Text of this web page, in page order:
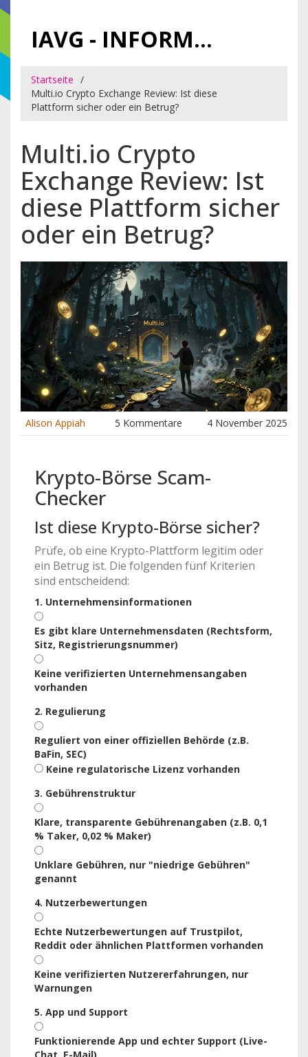
IAVG - INFORMATIONSARCHIV FÜR VIRTUELLE GELDER
Startseite
Multi.io Crypto Exchange Review: Ist diese
Plattform sicher oder ein Betrug?
Multi.io Crypto
Exchange Review: Ist
diese Plattform sicher
oder ein Betrug?
Alison Appiah 5 Kommentare 4 November 2025
Krypto-Börse Scam-
Checker
Ist diese Krypto-Börse sicher?
Prüfe, ob eine Krypto-Plattform legitim oder
ein Betrug ist. Die folgenden fünf Kriterien
sind entscheidend:
1. Unternehmensinformationen
Es gibt klare Unternehmensdaten (Rechtsform,
Sitz, Registrierungsnummer)
Keine verifizierten Unternehmensangaben
vorhanden
2. Regulierung
Reguliert von einer offiziellen Behörde (z.B.
BaFin, SEC)
Keine regulatorische Lizenz vorhanden
3. Gebührenstruktur
Klare, transparente Gebührenangaben (z.B. 0,1
% Taker, 0,02 % Maker)
Unklare Gebühren, nur "niedrige Gebühren"
genannt
4. Nutzerbewertungen
Echte Nutzerbewertungen auf Trustpilot,
Reddit oder ähnlichen Plattformen vorhanden
Keine verifizierten Nutzererfahrungen, nur
Warnungen
5. App und Support
Funktionierende App und echter Support (Live-